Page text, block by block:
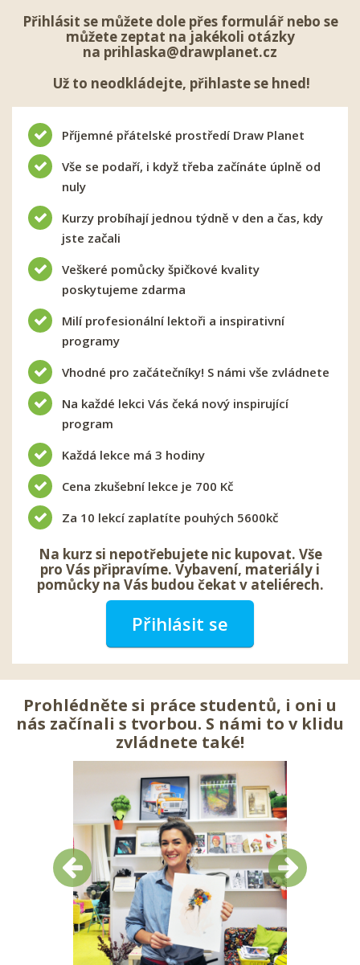
Přihlásit semůžete dole přes formulář nebo se
můžete zeptat na jakékoli otázky
na prihlaska@drawplanet.cz
Už to neodkládejte, přihlaste se hned!
Příjemné přátelské prostředí Draw Planet
Vše se podaří, i když třeba začínáte úplně od
nuly
Kurzy probíhají jednou týdně v den a čas, kdy
jste začali
Veškeré pomůcky špičkové kvality
poskytujeme zdarma
Milí profesionální lektoři a inspirativní
programy
Vhodné pro začátečníky! S námi vše zvládnete
Na každé lekci Vás čeká nový inspirující
program
Každá lekce má 3 hodiny
Cena zkušební lekce je 700 Kč
Za 10 lekcí zaplatíte pouhých 5600kč
Na kurz si nepotřebujete nic kupovat. Vše
pro Vás připravíme. Vybavení, materiály i
pomůcky na Vás budou čekat v ateliérech.
Přihlásit se
Prohlédněte si práce studentů, i oni u
nás začínali s tvorbou. S námi to v klidu
zvládnete také!
Předchozí Další